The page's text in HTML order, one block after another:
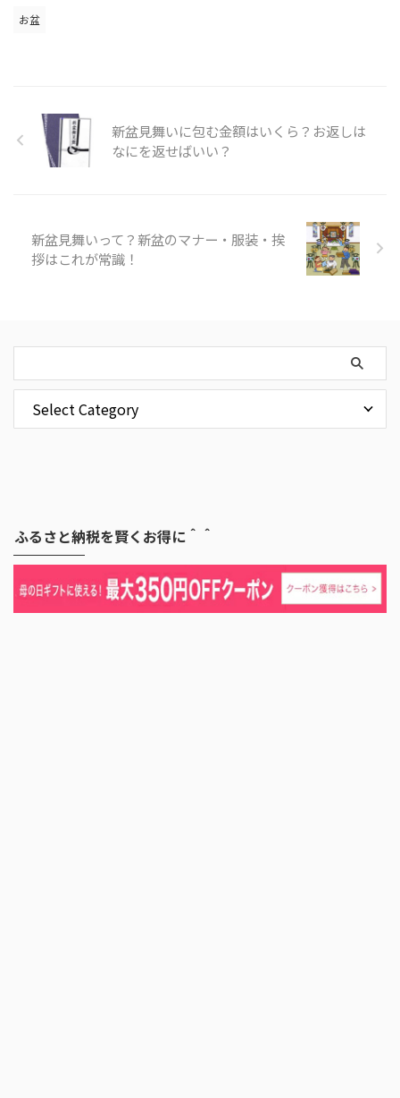
お盆
新盆見舞いに包む金額はいくら？お返しは
なにを返せばいい？
新盆見舞いって？新盆のマナー・服装・挨
拶はこれが常識！
ふるさと納税を賢くお得に＾＾